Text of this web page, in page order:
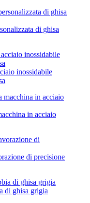
di ghisa
inossidabile
in acciaio
di precisione
di ghisa grigia